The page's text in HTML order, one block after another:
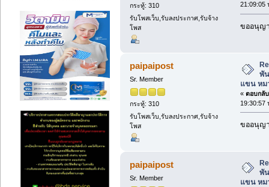
กระทู้: 310
รับโพสเว็บ,รับลงประกาศ,รับจ้าง
โพส
21:09:05
ขออนุญา
paipaipost
Sr. Member
กระทู้: 310
รับโพสเว็บ,รับลงประกาศ,รับจ้าง
โพส
พั
แขน หม
« ตอบกลั
19:30:57
ขออนุญา
paipaipost
Sr. Member
พั
แขน หม